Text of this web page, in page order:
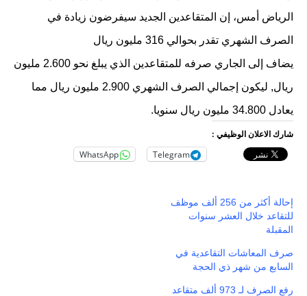
الرياض أمس، إن المتقاعدين الجديد سيفرضون زيادة في
الصرف الشهري تقدر بحوالي 316 مليون ريال
يضاف إلى الجاري صرفه للمتقاعدين الذي يبلغ نحو 2.600 مليون
ريال, ليكون إجمالي الصرف الشهري 2.900 مليون ريال مما
يعادل 34.800 مليون ريال سنويا.
شارك الاعلان الوظيفي :
Telegram
WhatsApp
إحالة أكثر من 256 ألف موظف
للتقاعد خلال العشر سنوات
المقبلة
صرف المعاشات التقاعدية في
السابع من شهر ذي الحجة
رفع الصرف لـ 973 ألف متقاعد